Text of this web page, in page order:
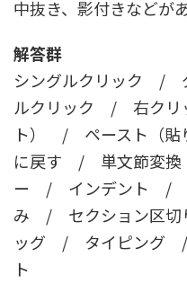
中抜き、影付きなどが
解答群
シングルクリック /
ルクリック / 右ク
ト） / ペースト（
に戻す / 単文節変
ー / インデント /
み / セクション区
ッグ / タイピング
ト